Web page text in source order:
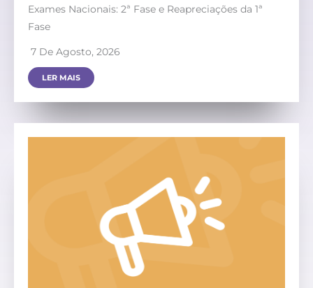
Exames Nacionais: 2ª Fase e Reapreciações da 1ª
Fase
7 De Agosto, 2026
LER MAIS